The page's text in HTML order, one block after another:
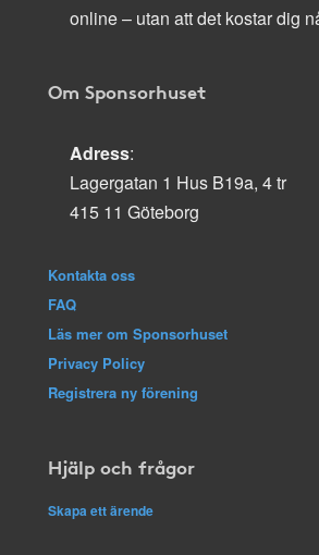
online – utan att det kostar dig
Om Sponsorhuset
Adress:
Lagergatan 1 Hus B19a, 4 tr
415 11 Göteborg
Kontakta oss
FAQ
Läs mer om Sponsorhuset
Privacy Policy
Registrera ny förening
Hjälp och frågor
Skapa ett ärende